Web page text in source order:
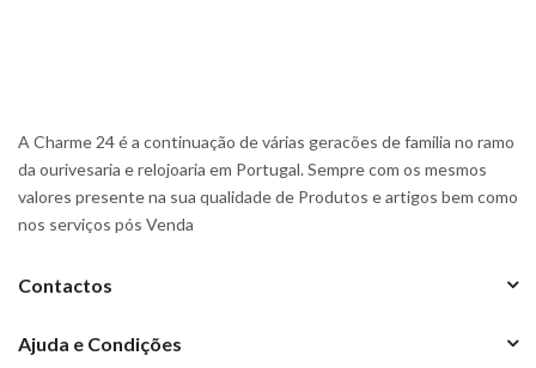
A Charme 24 é a continuação de várias geracões de familia no ramo
da ourivesaria e relojoaria em Portugal. Sempre com os mesmos
valores presente na sua qualidade de Produtos e artigos bem como
nos serviços pós Venda
Contactos
Ajuda e Condições